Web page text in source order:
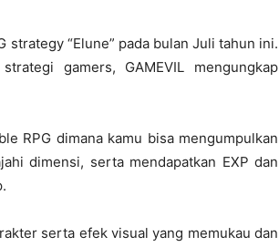
strategy “Elune” pada bulan Juli tahun ini.
gamers, GAMEVIL mengungkap
RPG dimana kamu bisa mengumpulkan
dimensi, serta mendapatkan EXP dan
serta efek visual yang memukau dan